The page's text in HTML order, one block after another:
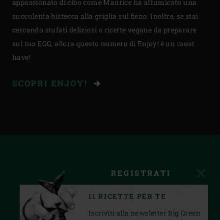
appassionato di cibo come Maurice ha affumicato una
succulenta bistecca alla griglia sul fieno. Inoltre, se stai
cercando stufati deliziosi o ricette vegane da preparare
sul tuo EGG, allora questo numero di Enjoy! è un must
have!
SCOPRI ENJOY!
REGISTRATI
11 RICETTE PER TE
Iscriviti alla newsletter Big Green